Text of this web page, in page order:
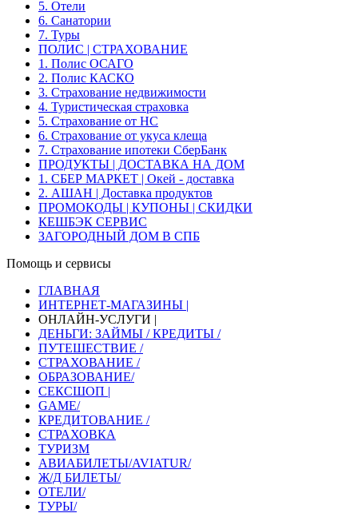
5. Отели
6. Санатории
7. Туры
ПОЛИС | СТРАХОВАНИЕ
1. Полис ОСАГО
2. Полис КАСКО
3. Страхование недвижимости
4. Туристическая страховка
5. Страхование от НС
6. Страхование от укуса клеща
7. Страхование ипотеки СберБанк
ПРОДУКТЫ | ДОСТАВКА НА ДОМ
1. СБЕР МАРКЕТ | Окей - доставка
2. АШАН | Доставка продуктов
ПРОМОКОДЫ | КУПОНЫ | СКИДКИ
КЕШБЭК СЕРВИС
ЗАГОРОДНЫЙ ДОМ В СПБ
Помощь и сервисы
ГЛАВНАЯ
ИНТЕРНЕТ-МАГАЗИНЫ |
ОНЛАЙН-УСЛУГИ |
ДЕНЬГИ: ЗАЙМЫ / КРЕДИТЫ /
ПУТЕШЕСТВИЕ /
СТРАХОВАНИЕ /
ОБРАЗОВАНИЕ/
СЕКСШОП |
GAME/
КРЕДИТОВАНИЕ /
СТРАХОВКА
ТУРИЗМ
АВИАБИЛЕТЫ/AVIATUR/
Ж/Д БИЛЕТЫ/
ОТЕЛИ/
ТУРЫ/